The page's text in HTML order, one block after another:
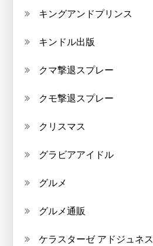
キングアンドプリンス
キンドル出版
クマ撃退スプレー
クモ撃退スプレー
クリスマス
グラビアアイドル
グルメ
グルメ通販
ケラスターゼ アドジュネス